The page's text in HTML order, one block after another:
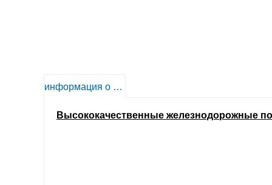
информация о продукте
Высококачественные железнодорожные